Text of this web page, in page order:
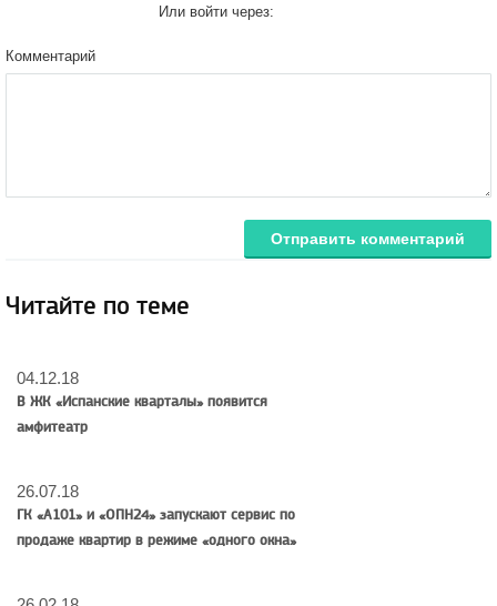
Или войти через:
Комментарий
Отправить комментарий
Читайте по теме
04.12.18
В ЖК «Испанские кварталы» появится
амфитеатр
26.07.18
ГК «А101» и «ОПН24» запускают сервис по
продаже квартир в режиме «одного окна»